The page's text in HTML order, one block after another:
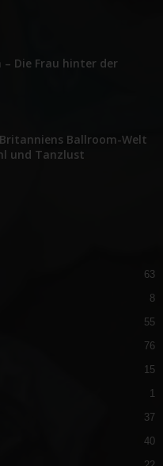
– Die Frau hinter der
Ballroom-Welt
und Tanzlust
63
8
55
76
15
1
37
40